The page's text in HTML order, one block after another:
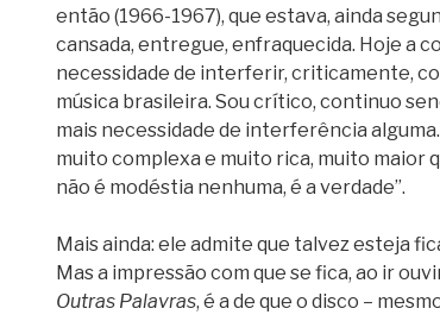
então (1966-1967), que estava, ainda
cansada, entregue, enfraquecida. Hoje a
necessidade de interferir, criticamente,
música brasileira. Sou crítico, continuo
mais necessidade de interferência
muito complexa e muito rica, muito maior
não é modéstia nenhuma, é a verdade”.
Mais ainda: ele admite que talvez esteja
Mas a impressão com que se fica, ao ir
Outras Palavras, é a de que o disco –